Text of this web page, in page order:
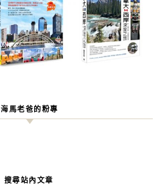
海馬老爸的粉專
搜尋站內文章